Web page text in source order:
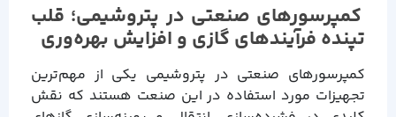
کمپرسورهای صنعتی در پتروشیمی؛ قلب
تپنده فرآیندهای گازی و افزایش بهره‌وری
کمپرسورهای صنعتی در پتروشیمی یکی از مهم‌ترین
تجهیزات مورد استفاده در این صنعت هستند که نقش